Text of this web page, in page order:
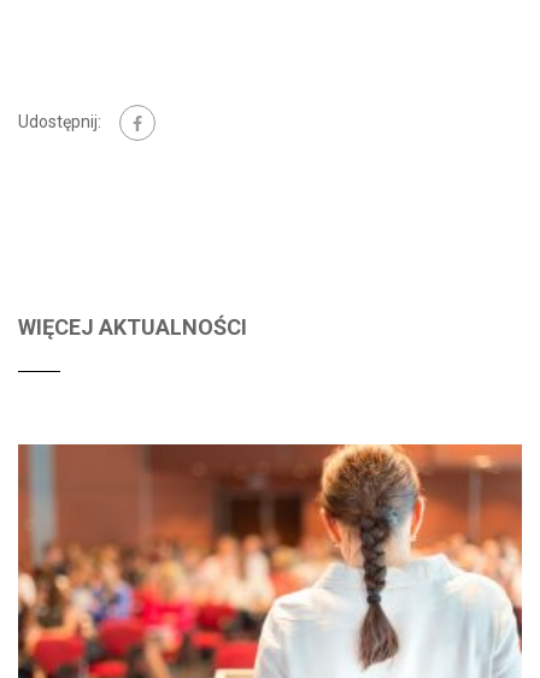
Udostępnij:
WIĘCEJ AKTUALNOŚCI